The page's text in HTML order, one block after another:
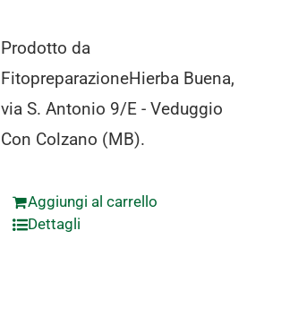
Prodotto da
FitopreparazioneHierba Buena,
via S. Antonio 9/E - Veduggio
Con Colzano (MB).
Aggiungi al carrello
Dettagli